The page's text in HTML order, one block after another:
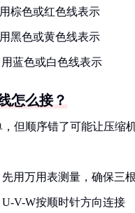
棕色或红色线表示
黑色或黄色线表示
蓝色或白色线表示
怎么接？
但顺序错了可能让压缩
先用万用表测量，确保三
U-V-W按顺时针方向连接